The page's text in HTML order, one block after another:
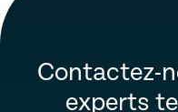
Contactez-
experts